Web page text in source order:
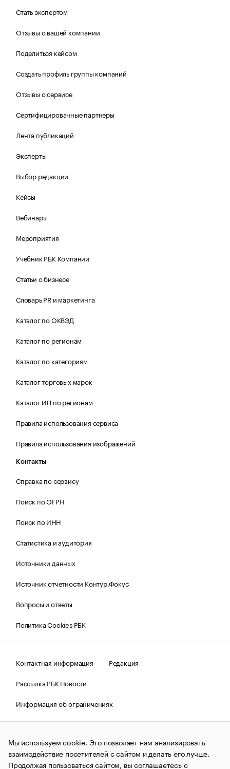
Стать экспертом
Отзывы о вашей компании
Поделиться кейсом
Создать профиль группы компаний
Отзывы о сервисе
Сертифицированные партнеры
Лента публикаций
Эксперты
Выбор редакции
Кейсы
Вебинары
Мероприятия
Учебник РБК Компании
Статьи о бизнесе
Словарь PR и маркетинга
Каталог по ОКВЭД
Каталог по регионам
Каталог по категориям
Каталог торговых марок
Каталог ИП по регионам
Правила использования сервиса
Правила использования изображений
Контакты
Справка по сервису
Поиск по ОГРН
Поиск по ИНН
Статистика и аудитория
Источники данных
Источник отчетности Контур.Фокус
Вопросы и ответы
Политика Cookies РБК
Контактная информация
Редакция
Рассылка РБК Новости
Информация об ограничениях
Правовая информация
О соблюдении авторских прав
© АО «РОСБИЗНЕСКОНСАЛТИНГ»,1995–2026.Сообщения
и материалы информационного агентства «РБК»
(зарегистрировано Федеральной службой по надзору в сфере
Мы используем cookie. Это позволяет нам анализировать
взаимодействие посетителей с сайтом и делать его лучше.
Продолжая пользоваться сайтом, вы соглашаетесь с